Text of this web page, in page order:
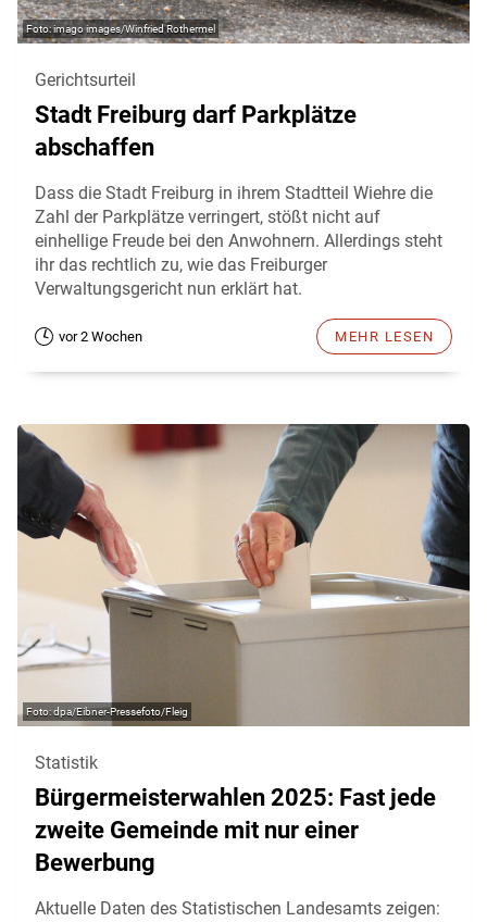
imago images/Winfried Rothermel
Gerichtsurteil
Stadt Freiburg darf Parkplätze
abschaffen
Dass die Stadt Freiburg in ihrem Stadtteil Wiehre die
Zahl der Parkplätze verringert, stößt nicht auf
einhellige Freude bei den Anwohnern. Allerdings steht
ihr das rechtlich zu, wie das Freiburger
Verwaltungsgericht nun erklärt hat.
vor 2 Wochen MEHR LESEN
dpa/Eibner-Pressefoto/Fleig
Statistik
Bürgermeisterwahlen 2025: Fast jede
zweite Gemeinde mit nur einer
Bewerbung
Aktuelle Daten des Statistischen Landesamts zeigen: